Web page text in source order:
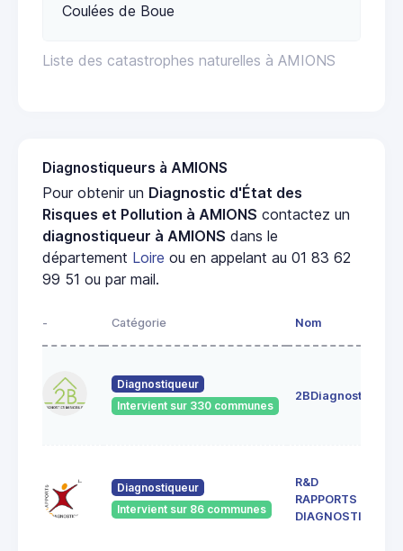
Liste des catastrophes naturelles à AMIONS
Coulées de Boue
Diagnostiqueurs à AMIONS
Pour obtenir un Diagnostic d'État des
Risques et Pollution à AMIONS contactez un
diagnostiqueur à AMIONS dans le
département Loire ou en appelant au 01 83 62
99 51 ou par mail.
- Catégorie Nom
Diagnostiqueur
Intervient sur 330 communes
2BDiagnostics
Diagnostiqueur
Intervient sur 86 communes
R&D
RAPPORTS &
DIAGNOSTICS